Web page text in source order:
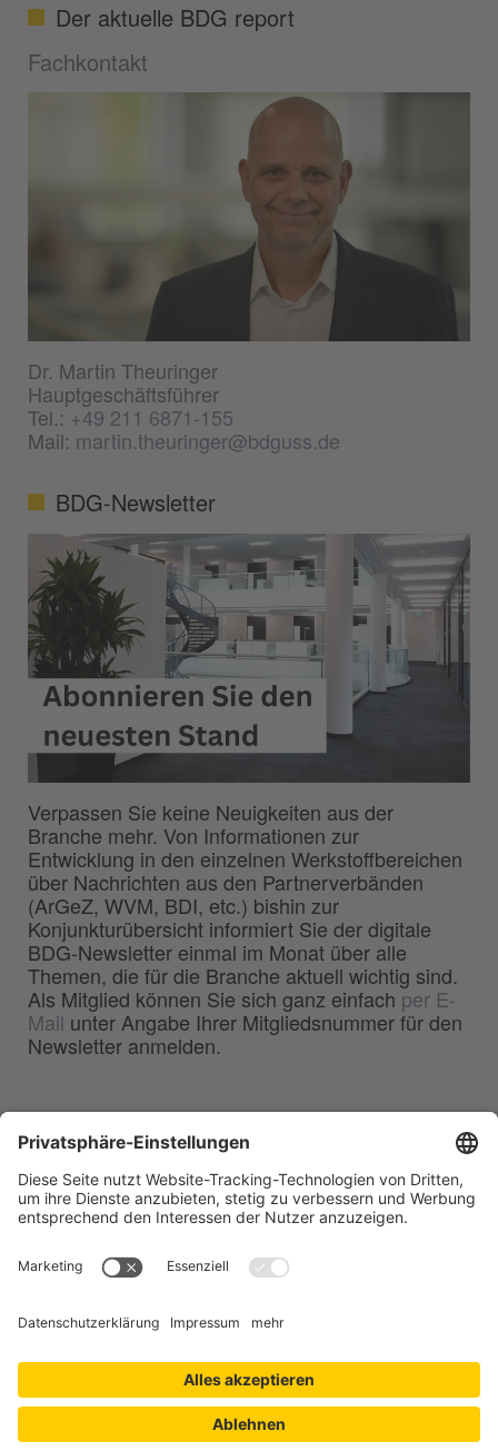
Der aktuelle BDG report
Fachkontakt
Dr. Martin Theuringer
Hauptgeschäftsführer
Tel.:+49 211 6871-155
Mail: martin.theuringer@bdguss.de
BDG-Newsletter
Verpassen Sie keine Neuigkeiten aus der
Branche mehr. Von Informationen zur
Entwicklung in den einzelnen Werkstoffbereichen
über Nachrichten aus den Partnerverbänden
(ArGeZ, WVM, BDI, etc.) bishin zur
Konjunkturübersicht informiert Sie der digitale
BDG-Newsletter einmal im Monat über alle
Themen, die für die Branche aktuell wichtig sind.
Als Mitglied können Sie sich ganz einfach per E-
Mail unter Angabe Ihrer Mitgliedsnummer für den
Newsletter anmelden.
Deutschen Gießerei-Industrie e.V.
40549 Düsseldorf
Telefon:0211 - 68 71 - 03
0211 - 68 71 - 3333
E-Mail:info(at)bdguss.de